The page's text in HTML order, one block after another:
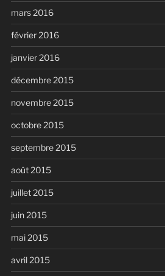
mars 2016
février 2016
janvier 2016
décembre 2015
novembre 2015
octobre 2015
septembre 2015
août 2015
juillet 2015
juin 2015
mai 2015
avril 2015